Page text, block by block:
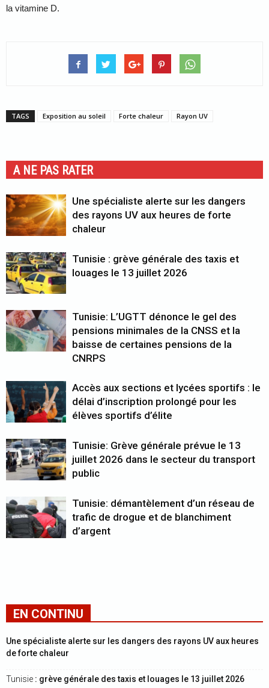
la vitamine D.
TAGS Exposition au soleil Forte chaleur Rayon UV
A NE PAS RATER
Une spécialiste alerte sur les dangers
des rayons UV aux heures de forte
chaleur
Tunisie : grève générale des taxis et
louages le 13 juillet 2026
Tunisie: L’UGTT dénonce le gel des
pensions minimales de la CNSS et la
baisse de certaines pensions de la
CNRPS
Accès aux sections et lycées sportifs : le
délai d’inscription prolongé pour les
élèves sportifs d’élite
Tunisie: Grève générale prévue le 13
juillet 2026 dans le secteur du transport
public
Tunisie: démantèlement d’un réseau de
trafic de drogue et de blanchiment
d’argent
EN CONTINU
Une spécialiste alerte sur les dangers des rayons UV aux heures
de forte chaleur
Tunisie : grève générale des taxis et louages le 13 juillet 2026